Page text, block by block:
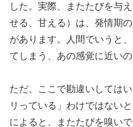
した。実際、またたびを与
せる、甘える）は、発情期
があります。人間でいうと
てしまう、あの感覚に近いの
ただ、ここで勘違いしては
リっている」わけではない
によると、またたびを嗅い